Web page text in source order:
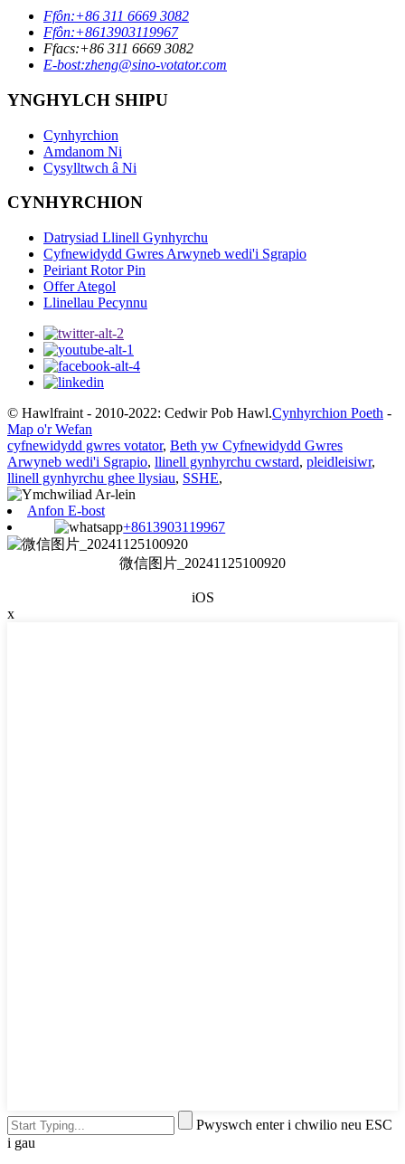
Ffôn:+86 311 6669 3082
Ffôn:+8613903119967
Ffacs:+86 311 6669 3082
E-bost:zheng@sino-votator.com
YNGHYLCH SHIPU
Cynhyrchion
Amdanom Ni
Cysylltwch â Ni
CYNHYRCHION
Datrysiad Llinell Gynhyrchu
Cyfnewidydd Gwres Arwyneb wedi'i Sgrapio
Peiriant Rotor Pin
Offer Ategol
Llinellau Pecynnu
© Hawlfraint - 2010-2022: Cedwir Pob Hawl.Cynhyrchion Poeth -
Map o'r Wefan
cyfnewidydd gwres votator, Beth yw Cyfnewidydd Gwres
Arwyneb wedi'i Sgrapio, llinell gynhyrchu cwstard, pleidleisiwr,
llinell gynhyrchu ghee llysiau, SSHE,
Anfon E-bost
+8613903119967
微信图片_20241125100920
iOS
x
Pwyswch enter i chwilio neu ESC
i gau